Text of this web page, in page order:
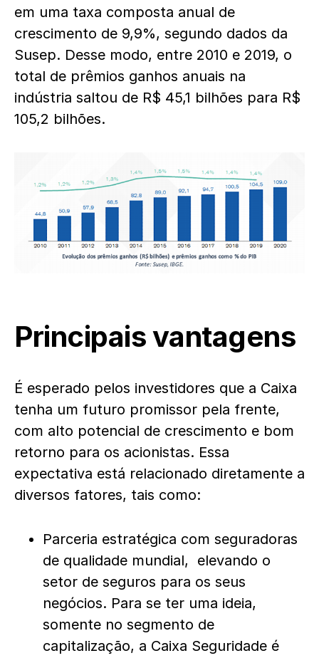
em uma taxa composta anual de
crescimento de 9,9%, segundo dados da
Susep. Desse modo, entre 2010 e 2019, o
total de prêmios ganhos anuais na
indústria saltou de R$ 45,1 bilhões para R$
105,2 bilhões.
Principais vantagens
É esperado pelos investidores que a Caixa
tenha um futuro promissor pela frente,
com alto potencial de crescimento e bom
retorno para os acionistas. Essa
expectativa está relacionado diretamente a
diversos fatores, tais como:
Parceria estratégica com seguradoras
de qualidade mundial, elevando o
setor de seguros para os seus
negócios. Para se ter uma ideia,
somente no segmento de
capitalização, a Caixa Seguridade é